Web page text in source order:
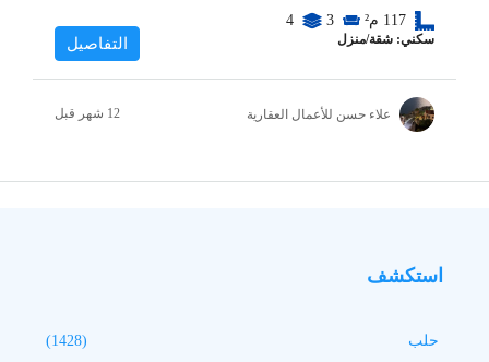
117 م² 3
4
سكني: شقة/منزل التفاصيل
علاء حسن للأعمال العقارية
استكشف
حلب (1428)